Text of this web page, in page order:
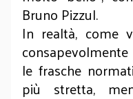
Bruno Pizzul.
In realtà, come
le frasche
più stretta,